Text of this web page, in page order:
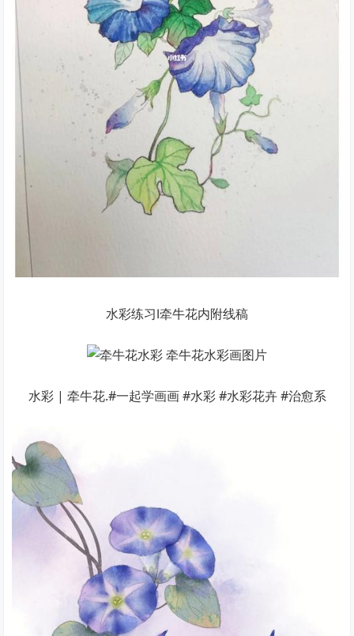
水彩练习Ⅰ牵牛花内附线稿
水彩 | 牵牛花.#一起学画画 #水彩 #水彩花卉 #治愈系